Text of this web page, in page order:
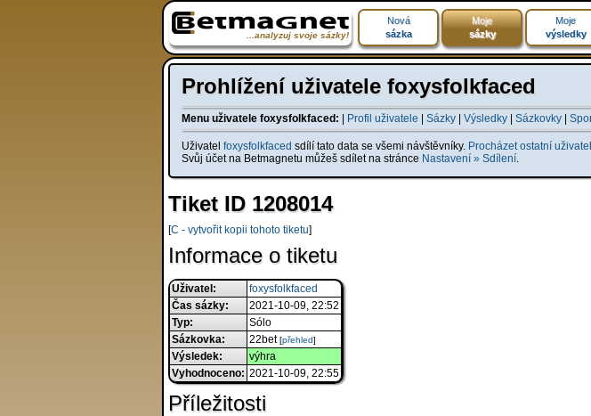
...analyzuj svoje sázky!
Nová
sázka
Moje
sázky
Moje
výsledky
Prohlížení uživatele foxysfolkfaced
Menu uživatele foxysfolkfaced: Profil uživatele Sázky Výsledky Sázkovky
Uživatel foxysfolkfaced sdílí tato data se všemi návštěvníky. Procházet ostatní
Svůj účet na Betmagnetu můžeš sdílet na stránce Nastavení » Sdílení.
Tiket ID 1208014
[C - vytvořit kopii tohoto tiketu]
Informace o tiketu
Uživatel:
foxysfolkfaced
Čas sázky:
2021-10-09, 22:52
Typ:
Sólo
Sázkovka:
22bet[přehled]
Výsledek:
výhra
Vyhodnoceno: 2021-10-09, 22:55
Příležitosti